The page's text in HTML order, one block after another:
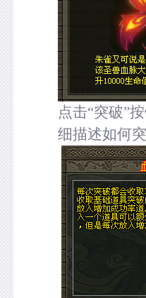
点击“突破”
细描述如何